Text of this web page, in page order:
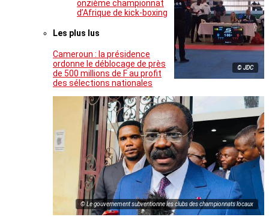
© JDC
onzième championnat
d’Afrique de kick-boxing
Les plus lus
Cameroun : la présidence
ordonne le déblocage de près
de 500 millions de F au profit
des sélections nationales
© Le gouvernement subventionne les clubs des championnats locaux